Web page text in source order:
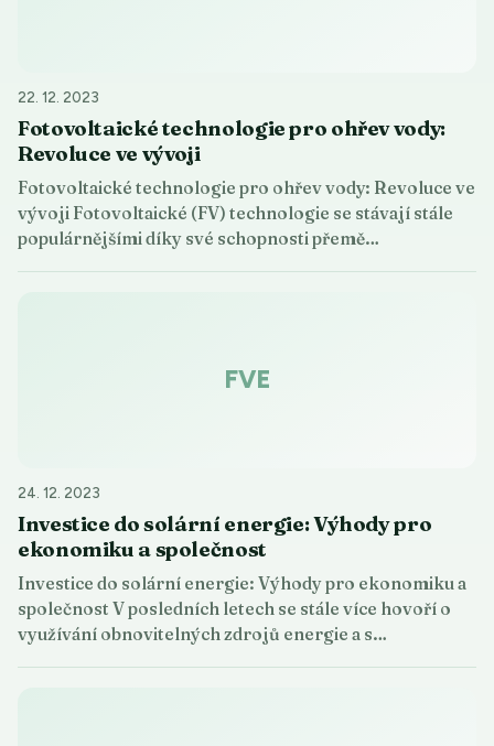
22. 12. 2023
Fotovoltaické technologie pro ohřev vody:
Revoluce ve vývoji
Fotovoltaické technologie pro ohřev vody: Revoluce ve
vývoji Fotovoltaické (FV) technologie se stávají stále
populárnějšími díky své schopnosti přemě…
FVE
24. 12. 2023
Investice do solární energie: Výhody pro
ekonomiku a společnost
Investice do solární energie: Výhody pro ekonomiku a
společnost V posledních letech se stále více hovoří o
využívání obnovitelných zdrojů energie a s…